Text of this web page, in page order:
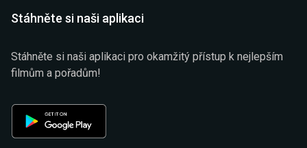
Stáhněte si naši aplikaci
Stáhněte si naši aplikaci pro okamžitý přístup k nejlepším
filmům a pořadům!